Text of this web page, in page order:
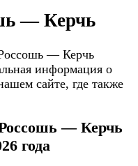
— Керчь
— Керчь
информация о
сайте, где также
Россошь — Керчь
года